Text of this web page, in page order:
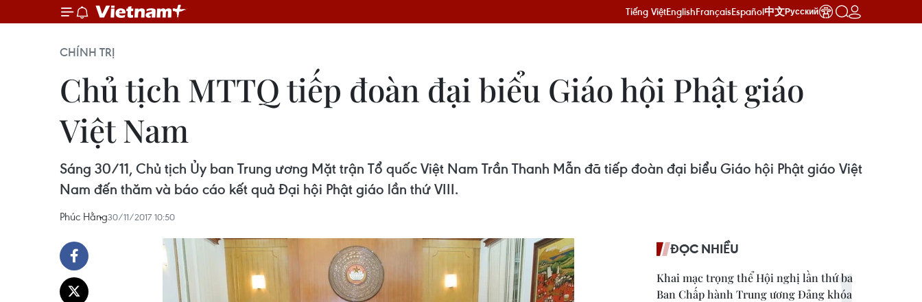
Tiếng ViệtEnglishFrançaisEspañol中文Русский
CHÍNH TRỊ
Chủ tịch MTTQ tiếp đoàn đại biểu Giáo hội Phật giáo
Việt Nam
Sáng 30/11, Chủ tịch Ủy ban Trung ương Mặt trận Tổ quốc Việt Nam Trần Thanh Mẫn đã tiếp đoàn đại biểu Giáo hội Phật giáo Việt
Nam đến thăm và báo cáo kết quả Đại hội Phật giáo lần thứ VIII.
Phúc Hằng30/11/2017 10:50
ĐỌC NHIỀU
Khai mạc trọng thể Hội nghị lần thứ ba
Ban Chấp hành Trung ương Đảng khóa